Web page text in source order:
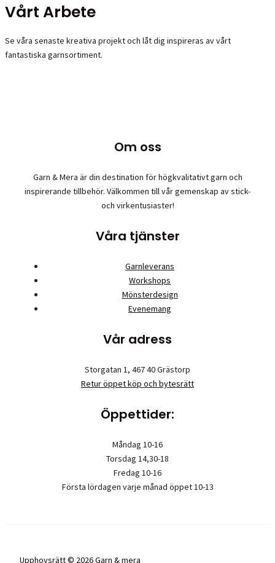
Vårt Arbete
Se våra senaste kreativa projekt och låt dig inspireras av vårt
fantastiska garnsortiment.
Om oss
Garn & Mera är din destination för högkvalitativt garn och
inspirerande tillbehör. Välkommen till vår gemenskap av stick-
och virkentusiaster!
Våra tjänster
Garnleverans
Workshops
Mönsterdesign
Evenemang
Vår adress
Storgatan 1, 467 40 Grästorp
Retur öppet köp och bytesrätt
Öppettider:
Måndag 10-16
Torsdag 14,30-18
Fredag 10-16
Första lördagen varje månad öppet 10-13
Upphovsrätt © 2026 Garn & mera